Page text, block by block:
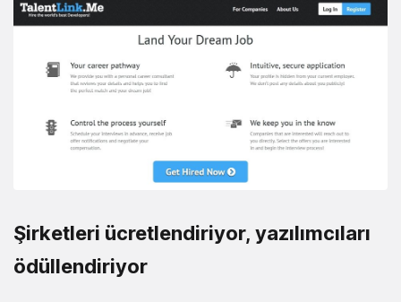
Şirketleri ücretlendiriyor, yazılımcıları
ödüllendiriyor